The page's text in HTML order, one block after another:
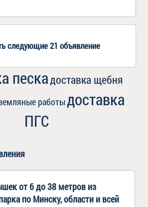
следующие 21 объявление
пескадоставка щебня
работыдоставка
ПГС
от 6 до 38 метров из
по Минску, области и всей